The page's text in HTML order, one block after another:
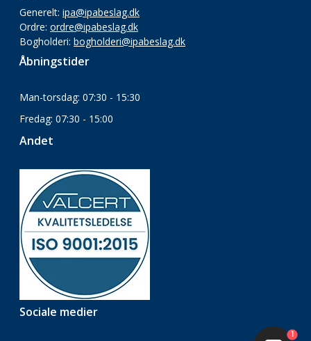
Generelt: ipa@ipabeslag.dk
Ordre: ordre@ipabeslag.dk
Bogholderi: bogholderi@ipabeslag.dk
Åbningstider
Man-torsdag: 07:30 - 15:30
Fredag: 07:30 - 15:00
Andet
Sociale medier
1